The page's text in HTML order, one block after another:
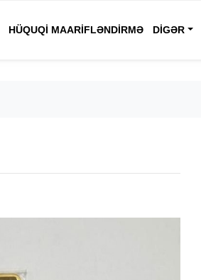
HÜQUQI MAARIFLƏNDIRMƏ DIGƏR